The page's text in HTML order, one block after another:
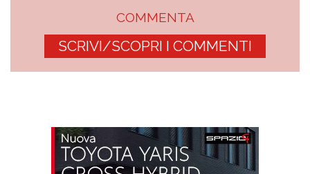
COMMENTA
SCRIVI/SCOPRI I COMMENTI